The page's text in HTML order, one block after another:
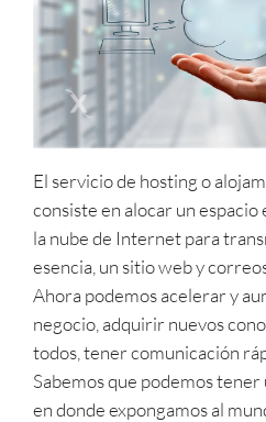
El servicio de hosting o
consiste en alocar un
la nube de Internet para
esencia, un sitio web y
Ahora podemos acelerar y
negocio, adquirir nuevos
todos, tener comunicación
Sabemos que podemos
en donde expongamos al